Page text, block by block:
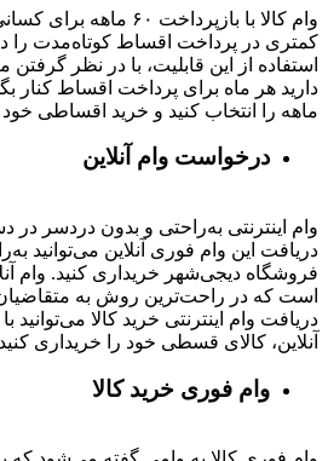
وام کالا با بازپرداخت
کمتری در پرداخت اقساط کوتاه‌مدت را
استفاده از این قابلیت، با در نظر
ماهه را انتخاب کنید و خرید اقساطی خود
درخواست وام آنلاین
وام اینترنتی به‌راحتی و بدون دردسر
دریافت این وام فوری آنلاین می‌توانید
فروشگاه دیجی‌شهر خریداری کنید. وام
است که در راحت‌ترین روش به
دریافت وام اینترنتی خرید کالا می‌توانید
آنلاین، کالای قسطی خود را خریداری
وام فوری خرید کالا